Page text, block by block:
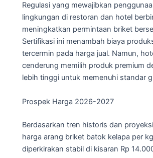
Regulasi yang mewajibkan
lingkungan di restoran dan hotel
meningkatkan permintaan briket
Sertifikasi ini menambah biaya
tercermin pada harga jual. Namun,
cenderung memilih produk premium
lebih tinggi untuk memenuhi standar
Prospek Harga 2026-2027
Berdasarkan tren historis dan
harga arang briket batok kelapa per
diperkirakan stabil di kisaran Rp